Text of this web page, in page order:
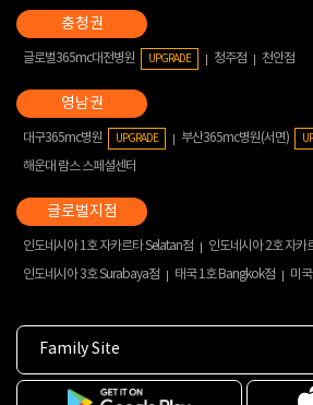
글로벌365mc대전병원 UPGRADE 청주점 천안점
대구365mc병원 UPGRADE 부산365mc병원(서면)
해운대 람스 스페셜센터
인도네시아 1호 자카르타 Selatan점
인도네시아 2호 자카
인도네시아 3호 Surabaya점
태국 1호 Bangkok점 미
Family Site